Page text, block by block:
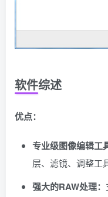
软件综述
优点：
专业级图像编辑工
层、滤镜、调整工
强大的RAW处理：